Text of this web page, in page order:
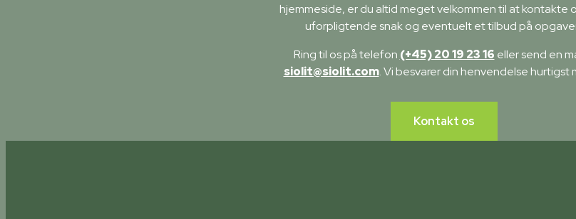
hjemmeside, er du altid meget velkommen til at kontakte
uforpligtende snak og eventuelt et tilbud på
Ring til os på telefon (+45) 20 19 23 16 eller send en
siolit@siolit.com. Vi besvarer din henvendelse hurtigst
Kontakt os